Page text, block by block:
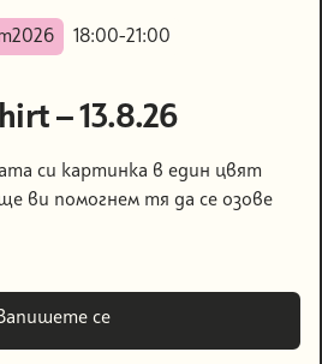
2026 18:00-21:00
— 13.8.26
си картинка в един цвят
ви помогнем тя да се озове
се